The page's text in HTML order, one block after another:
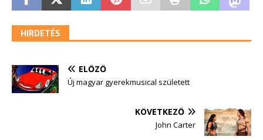
HIRDETÉS
ELŐZŐ
Új magyar gyerekmusical született
KÖVETKEZŐ
John Carter